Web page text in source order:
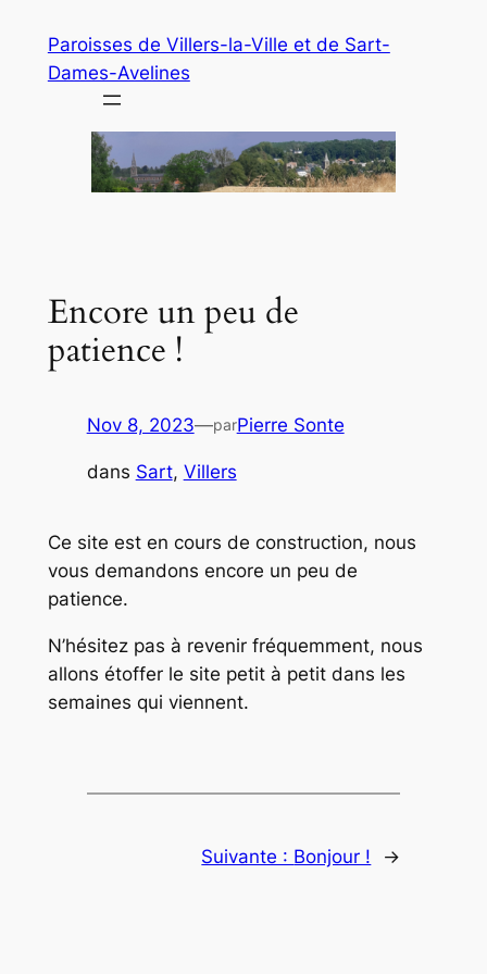
contenu
Paroisses de Villers-la-Ville et de Sart-
Dames-Avelines
Encore un peu de
patience !
Nov 8, 2023—parPierre Sonte
dans Sart, Villers
Ce site est en cours de construction, nous
vous demandons encore un peu de
patience.
N’hésitez pas à revenir fréquemment, nous
allons étoffer le site petit à petit dans les
semaines qui viennent.
Suivante : Bonjour ! →